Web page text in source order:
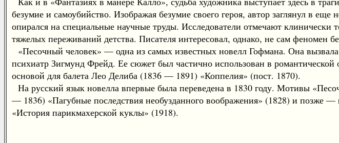
безумие и самоубийство. Изображая безумие своего героя, автор заглянул в
опирался на специальные научные труды. Исследователи отмечают клинически
тяжелых переживаний детства. Писателя интересовал, однако, не сам феномен
«Песочный человек» — одна из самых известных новелл Гофмана. Она
психиатр Зигмунд Фрейд. Ее сюжет был частично использован в
основой для балета Лео Делиба (1836 — 1891) «Коппелия» (пост. 1870).
На русский язык новелла впервые была переведена в 1830 году. Мотивы
— 1836) «Пагубные последствия необузданного воображения» (1828) и позже
«История парикмахерской куклы» (1918).